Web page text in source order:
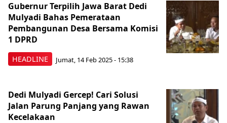
HEADLINE
Gubernur Terpilih Jawa Barat Dedi
Mulyadi Bahas Pemerataan
Pembangunan Desa Bersama Komisi
1 DPRD
Jumat, 14 Feb 2025 - 15:38
Dedi Mulyadi Gercep! Cari Solusi
Jalan Parung Panjang yang Rawan
Kecelakaan